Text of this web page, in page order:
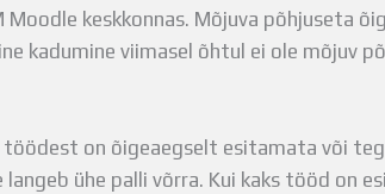
Moodle keskkonnas. Mõjuva põhjuseta
kadumine viimasel õhtul ei ole mõjuv
töödest on õigeaegselt esitamata või
langeb ühe palli võrra. Kui kaks tööd on